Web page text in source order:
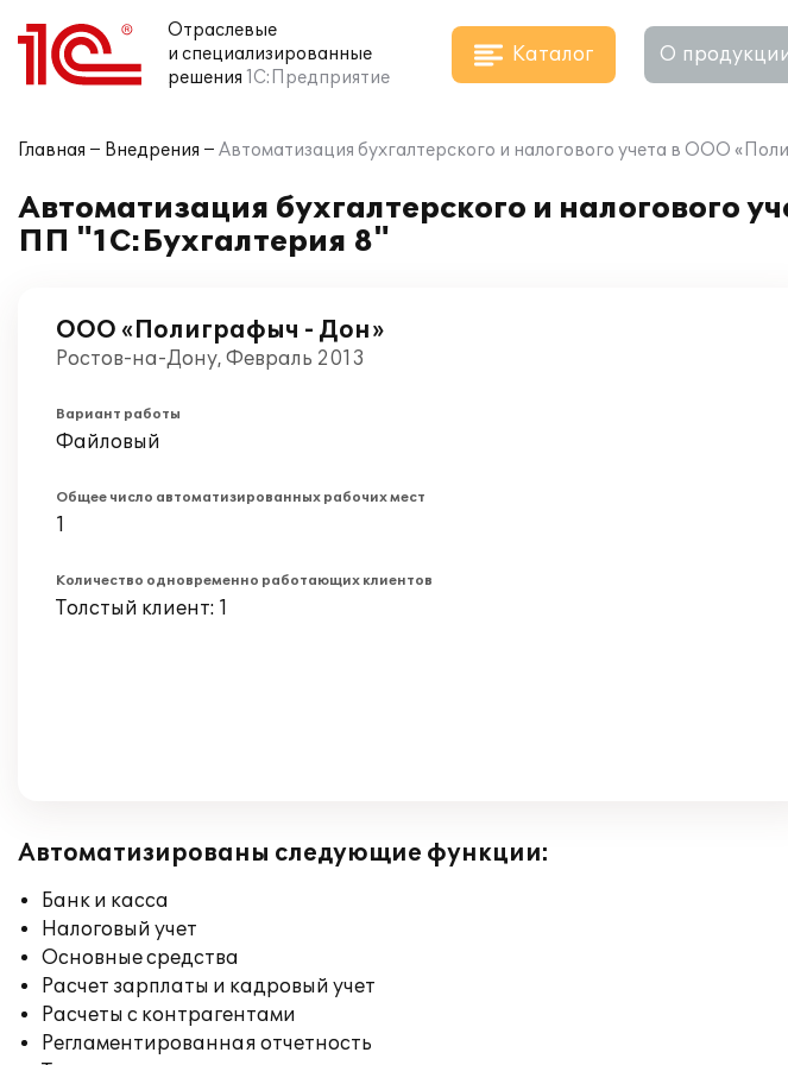
Отраслевые
и специализированные
решения 1С:Предприятие
Каталог О
Главная Внедрения Автоматизация бухгалтерского и налогового учета в ООО
Автоматизация бухгалтерского и налогового
ПП "1С:Бухгалтерия 8"
ООО «Полиграфыч - Дон»
Ростов-на-Дону, Февраль 2013
Вариант работы
Файловый
Общее число автоматизированных рабочих мест
1
Количество одновременно работающих клиентов
Толстый клиент: 1
Автоматизированы следующие функции:
Банк и касса
Налоговый учет
Основные средства
Расчет зарплаты и кадровый учет
Расчеты с контрагентами
Регламентированная отчетность